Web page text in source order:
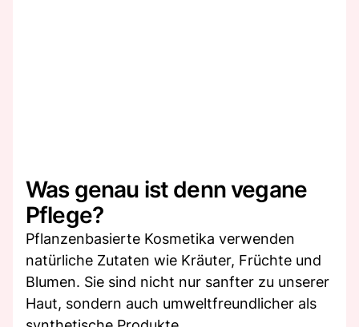
Was genau ist denn vegane
Pflege?
Pflanzenbasierte Kosmetika verwenden
natürliche Zutaten wie Kräuter, Früchte und
Blumen. Sie sind nicht nur sanfter zu unserer
Haut, sondern auch umweltfreundlicher als